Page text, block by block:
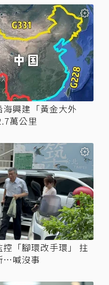
興建「黃金大外
萬公里
「腳環改手環」 拄
…喊沒事